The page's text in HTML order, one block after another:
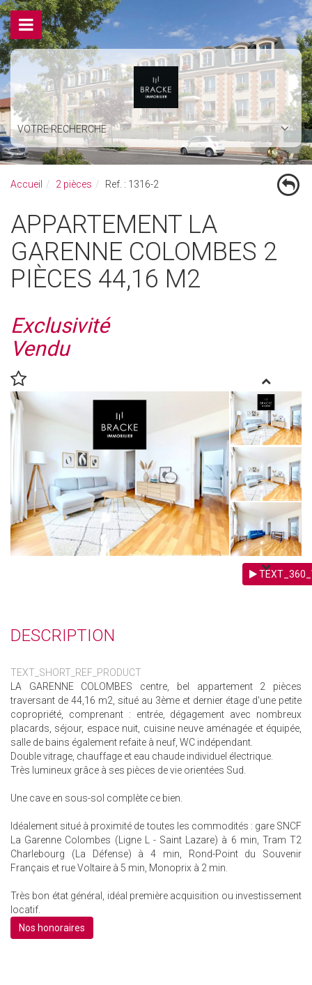
VOTRE RECHERCHE
Accueil 2 pièces Ref. : 1316-2
APPARTEMENT LA
GARENNE COLOMBES 2
PIÈCES 44,16 M2
Exclusivité
Vendu
DESCRIPTION
TEXT_SHORT_REF_PRODUCT
LA GARENNE COLOMBES centre, bel appartement 2 pièces
traversant de 44,16 m2, situé au 3ème et dernier étage d'une petite
copropriété, comprenant : entrée, dégagement avec nombreux
placards, séjour, espace nuit, cuisine neuve aménagée et équipée,
salle de bains également refaite à neuf, WC indépendant.
Double vitrage, chauffage et eau chaude individuel électrique.
Très lumineux grâce à ses pièces de vie orientées Sud.
Une cave en sous-sol complète ce bien.
Idéalement situé à proximité de toutes les commodités : gare SNCF
La Garenne Colombes (Ligne L - Saint Lazare) à 6 min, Tram T2
Charlebourg (La Défense) à 4 min, Rond-Point du Souvenir
Français et rue Voltaire à 5 min, Monoprix à 2 min.
Très bon état général, idéal première acquisition ou investissement
locatif.
Nos honoraires